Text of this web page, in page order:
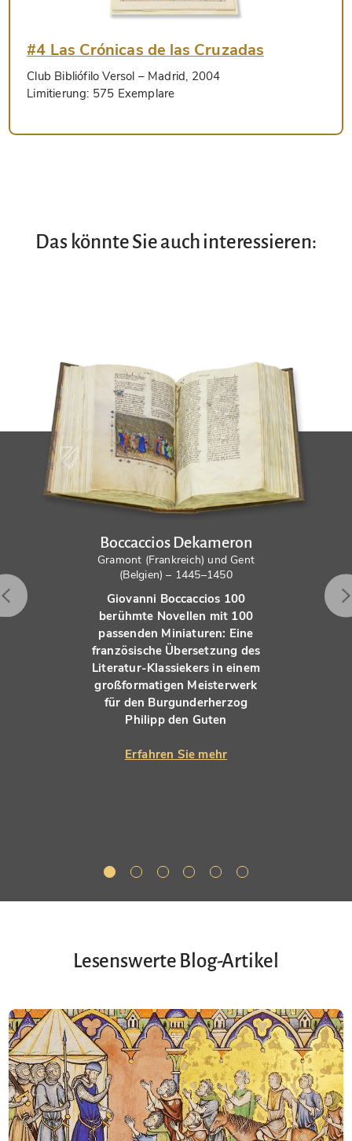
#4 Las Crónicas de las Cruzadas
Club Bibliófilo Versol – Madrid, 2004
Limitierung: 575 Exemplare
Das könnte Sie auch interessieren:
Boccaccios Dekameron
Gramont (Frankreich) und Gent
(Belgien) – 1445–1450
Giovanni Boccaccios 100
berühmte Novellen mit 100
passenden Miniaturen: Eine
französische Übersetzung des
Literatur-Klassiekers in einem
großformatigen Meisterwerk
für den Burgunderherzog
Philipp den Guten
Erfahren Sie mehr
Lesenswerte Blog-Artikel